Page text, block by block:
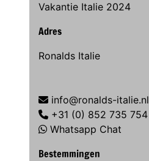
Vakantie Italie 2024
Adres
Ronalds Italie
info@ronalds-italie.nl
+31 (0) 852 735 754
Whatsapp Chat
Bestemmingen